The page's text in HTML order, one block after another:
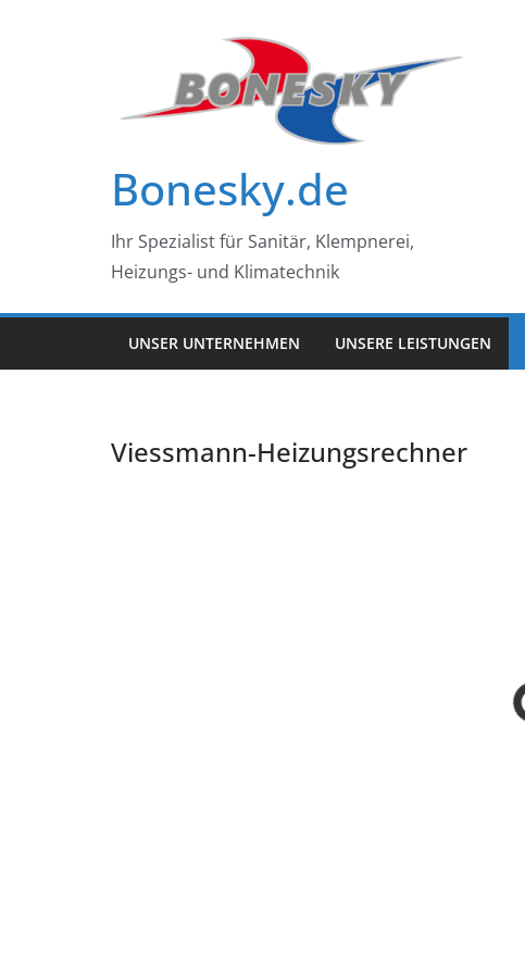
Bonesky.de
Ihr Spezialist für Sanitär, Klempnerei,
Heizungs- und Klimatechnik
UNSER UNTERNEHMEN UNSERE LEISTUNGEN
Viessmann-Heizungsrechner